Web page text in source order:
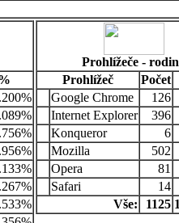
Prohlížeče -
Prohlížeč
Počet
Google Chrome
126
Internet Explorer
396
Konqueror
6
Mozilla
502
Opera
81
Safari
14
Vše:
1125